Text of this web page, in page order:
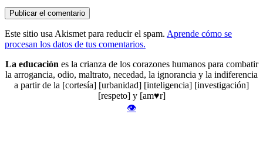
Este sitio usa Akismet para reducir el spam. Aprende cómo se
procesan los datos de tus comentarios.
La educaciónes la crianza de los corazones humanos para combatir
la arrogancia, odio, maltrato, necedad, la ignorancia y la indiferencia
a partir de la [cortesía] [urbanidad] [inteligencia] [investigación]
[respeto] y [am♥r]
👁